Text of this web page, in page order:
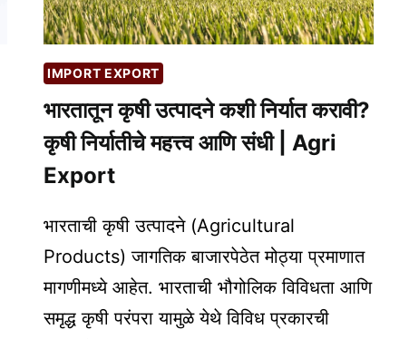
IMPORT EXPORT
भारतातून कृषी उत्पादने कशी निर्यात करावी?
कृषी निर्यातीचे महत्त्व आणि संधी | Agri
Export
भारताची कृषी उत्पादने (Agricultural
Products) जागतिक बाजारपेठेत मोठ्या प्रमाणात
मागणीमध्ये आहेत. भारताची भौगोलिक विविधता आणि
समृद्ध कृषी परंपरा यामुळे येथे विविध प्रकारची